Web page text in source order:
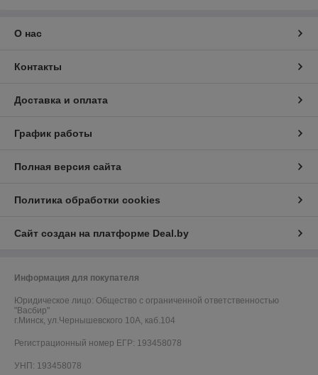
О нас
Контакты
Доставка и оплата
График работы
Полная версия сайта
Политика обработки cookies
Сайт создан на платформе Deal.by
Информация для покупателя
Юридическое лицо: Общество с ограниченной ответственностью
"Васбир"
г.Минск, ул.Чернышевского 10А, каб.104
Регистрационный номер ЕГР: 193458078
УНП: 193458078